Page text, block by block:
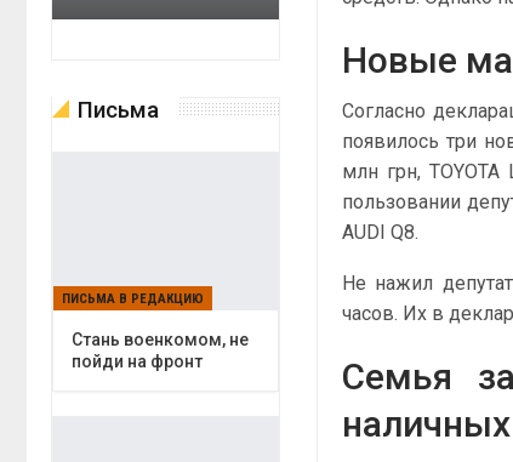
Новые
Согласно
появилось три
млн грн,
пользовании
AUDI Q8.
Не нажил
часов. Их в
Семья
наличных
Письма
ПИСЬМА В РЕДАКЦИЮ
Cтань военкомом, не
пойди на фронт